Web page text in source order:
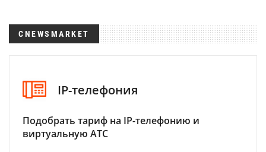
CNEWSMARKET
IP-телефония
Подобрать тариф на IP-телефонию и
виртуальную АТС